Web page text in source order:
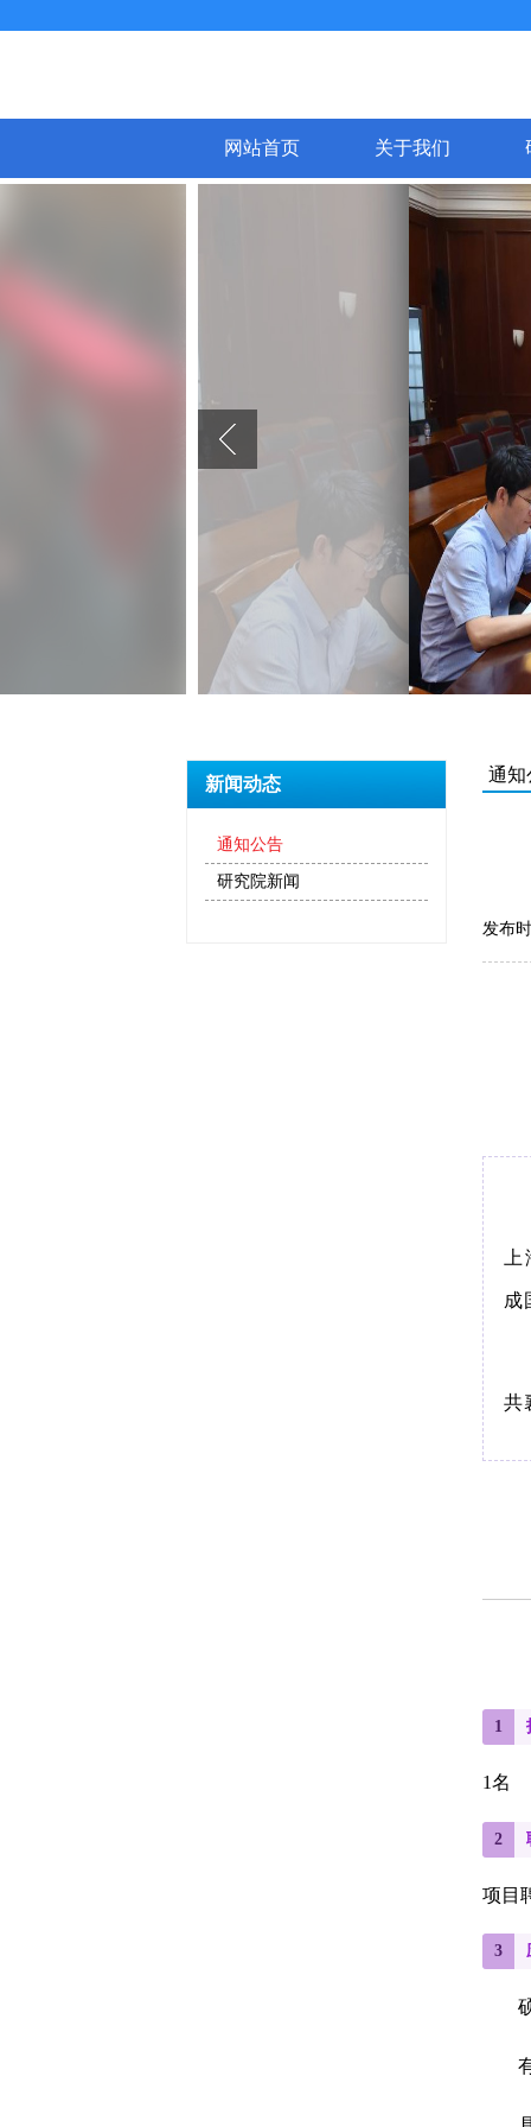
网站首页 关于我们
新闻动态
通知公告
研究院新闻
通知
发布
成
共
1
1名
2
项目
3